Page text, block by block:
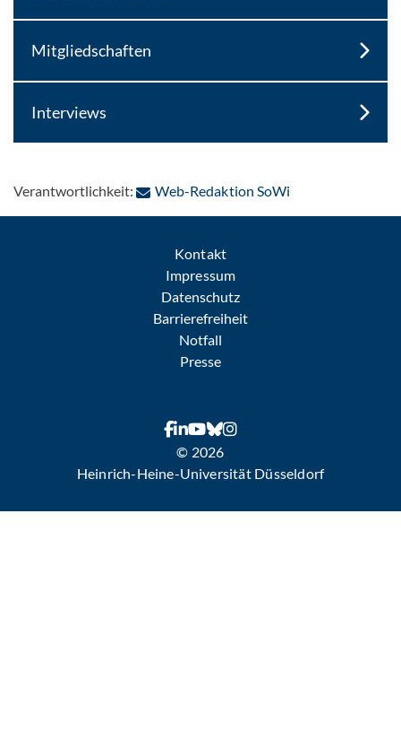
Mitgliedschaften
Interviews
Verantwortlichkeit: Web-Redaktion SoWi: Per E-Mail
Kontakt
Impressum
Datenschutz
Barrierefreiheit
Notfall
Presse
© 2026
Heinrich-Heine-Universität Düsseldorf